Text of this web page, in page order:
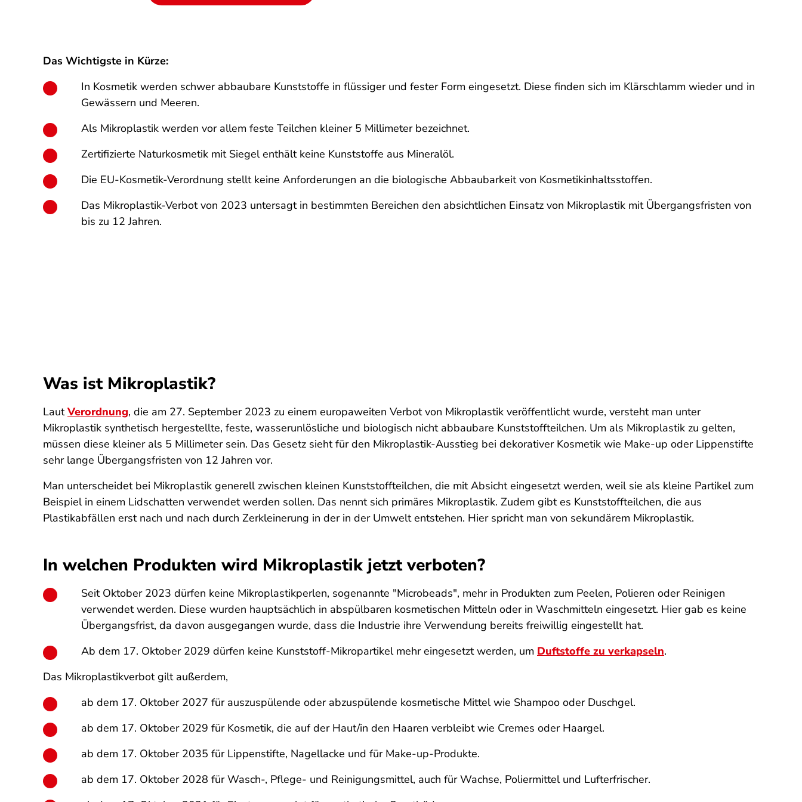
Das Wichtigste in Kürze:
In Kosmetik werden schwer abbaubare Kunststoffe in flüssiger und fester Form eingesetzt. Diese finden sich im Klärschlamm wieder und in
Gewässern und Meeren.
Als Mikroplastik werden vor allem feste Teilchen kleiner 5 Millimeter bezeichnet.
Zertifizierte Naturkosmetik mit Siegel enthält keine Kunststoffe aus Mineralöl.
Die EU-Kosmetik-Verordnung stellt keine Anforderungen an die biologische Abbaubarkeit von Kosmetikinhaltsstoffen.
Das Mikroplastik-Verbot von 2023 untersagt in bestimmten Bereichen den absichtlichen Einsatz von Mikroplastik mit Übergangsfristen von
bis zu 12 Jahren.
Was ist Mikroplastik?
LautVerordnung, die am 27. September 2023 zu einem europaweiten Verbot von Mikroplastik veröffentlicht wurde, versteht man unter
Mikroplastik synthetisch hergestellte, feste, wasserunlösliche und biologisch nicht abbaubare Kunststoffteilchen. Um als Mikroplastik zu gelten,
müssen diese kleiner als 5 Millimeter sein. Das Gesetz sieht für den Mikroplastik-Ausstieg bei dekorativer Kosmetik wie Make-up oder Lippenstifte
sehr lange Übergangsfristen von 12 Jahren vor.
Man unterscheidet bei Mikroplastik generell zwischen kleinen Kunststoffteilchen, die mit Absicht eingesetzt werden, weil sie als kleine Partikel zum
Beispiel in einem Lidschatten verwendet werden sollen. Das nennt sich primäres Mikroplastik. Zudem gibt es Kunststoffteilchen, die aus
Plastikabfällen erst nach und nach durch Zerkleinerung in der in der Umwelt entstehen. Hier spricht man von sekundärem Mikroplastik.
In welchen Produkten wird Mikroplastik jetzt verboten?
Seit Oktober 2023 dürfen keine Mikroplastikperlen, sogenannte "Microbeads", mehr in Produkten zum Peelen, Polieren oder Reinigen
verwendet werden. Diese wurden hauptsächlich in abspülbaren kosmetischen Mitteln oder in Waschmitteln eingesetzt. Hier gab es keine
Übergangsfrist, da davon ausgegangen wurde, dass die Industrie ihre Verwendung bereits freiwillig eingestellt hat.
Ab dem 17. Oktober 2029 dürfen keine Kunststoff-Mikropartikel mehr eingesetzt werden, um Duftstoffe zu verkapseln.
Das Mikroplastikverbot gilt außerdem,
ab dem 17. Oktober 2027 für auszuspülende oder abzuspülende kosmetische Mittel wie Shampoo oder Duschgel.
ab dem 17. Oktober 2029 für Kosmetik, die auf der Haut/in den Haaren verbleibt wie Cremes oder Haargel.
ab dem 17. Oktober 2035 für Lippenstifte, Nagellacke und für Make-up-Produkte.
ab dem 17. Oktober 2028 für Wasch-, Pflege- und Reinigungsmittel, auch für Wachse, Poliermittel und Lufterfrischer.